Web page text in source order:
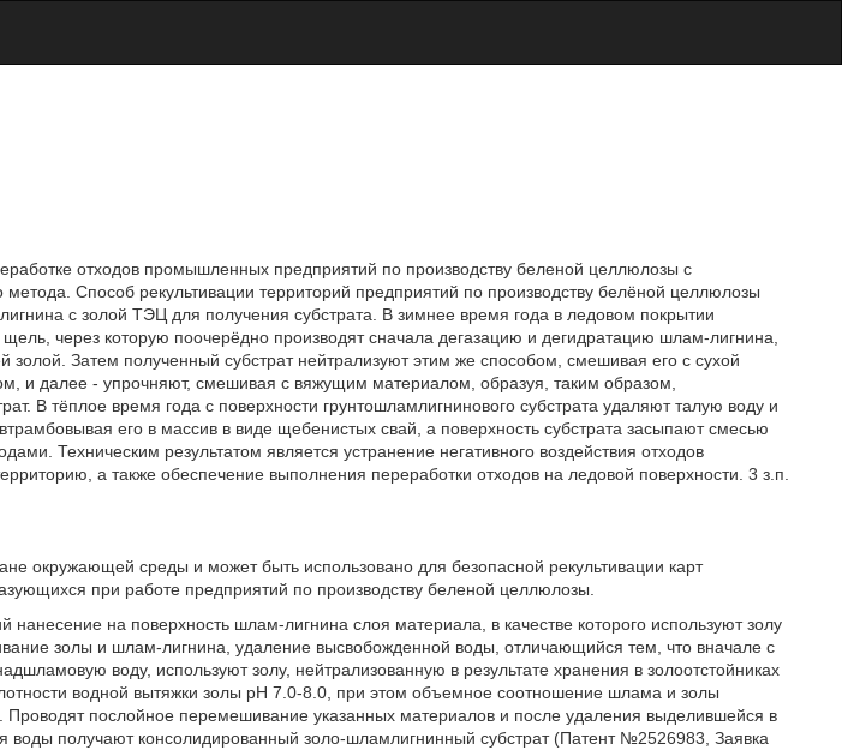
отходов промышленных предприятий по производству беленой целлюлозы с
метода. Способ рекультивации территорий предприятий по производству белёной целлюлозы
с золой ТЭЦ для получения субстрата. В зимнее время года в ледовом покрытии
через которую поочерёдно производят сначала дегазацию и дегидратацию шлам-лигнина,
золой. Затем полученный субстрат нейтрализуют этим же способом, смешивая его с сухой
и далее - упрочняют, смешивая с вяжущим материалом, образуя, таким образом,
В тёплое время года с поверхности грунтошламлигнинового субстрата удаляют талую воду и
его в массив в виде щебенистых свай, а поверхность субстрата засыпают смесью
Техническим результатом является устранение негативного воздействия отходов
а также обеспечение выполнения переработки отходов на ледовой поверхности. 3 з.п.
окружающей среды и может быть использовано для безопасной рекультивации карт
при работе предприятий по производству беленой целлюлозы.
нанесение на поверхность шлам-лигнина слоя материала, в качестве которого используют золу
золы и шлам-лигнина, удаление высвобожденной воды, отличающийся тем, что вначале с
воду, используют золу, нейтрализованную в результате хранения в золоотстойниках
водной вытяжки золы рН 7.0-8.0, при этом объемное соотношение шлама и золы
послойное перемешивание указанных материалов и после удаления выделившейся в
воды получают консолидированный золо-шламлигнинный субстрат (Патент №2526983, Заявка